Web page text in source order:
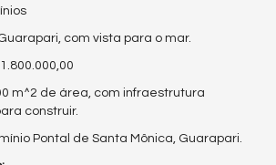
com vista para o mar.
m^2 de área, com infraestrutura
construir.
Pontal de Santa Mônica, Guarapari.